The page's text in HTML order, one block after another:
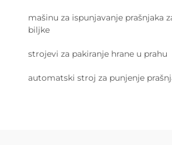
mašinu za ispunjavanje prašnjaka
biljke
strojevi za pakiranje hrane u prahu
automatski stroj za punjenje